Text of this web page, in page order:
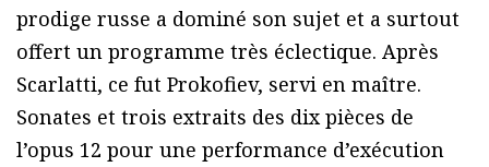
prodige russe a dominé son sujet et a surtout
offert un programme très éclectique. Après
Scarlatti, ce fut Prokofiev, servi en maître.
Sonates et trois extraits des dix pièces de
l’opus 12 pour une performance d’exécution